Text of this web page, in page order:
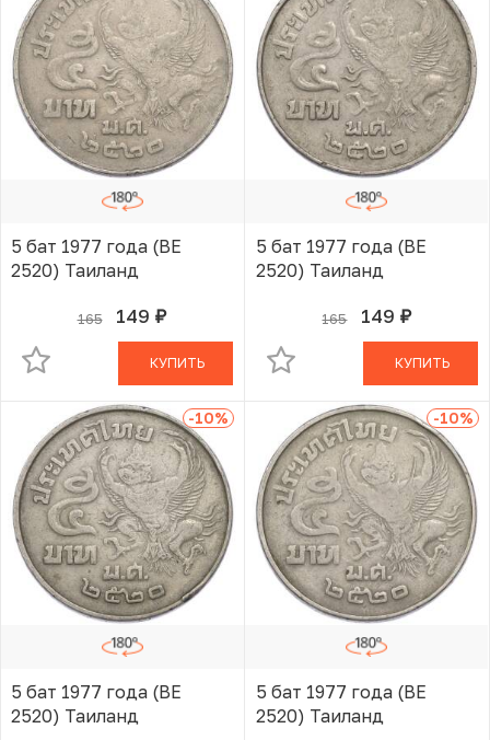
5 бат 1977 года (BE
2520) Таиланд
165 149 руб.
В КОРЗИНЕ
КУПИТЬ
5 бат 1977 года (BE
2520) Таиланд
165 149 руб.
В КОРЗИНЕ
КУПИТЬ
-10%
5 бат 1977 года (BE
2520) Таиланд
-10%
5 бат 1977 года (BE
2520) Таиланд